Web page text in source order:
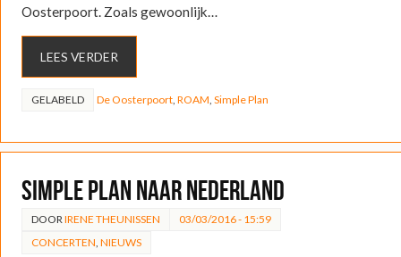
Oosterpoort. Zoals gewoonlijk…
LEES VERDER
GELABELD De Oosterpoort, ROAM Simple Plan
Simple Plan naar Nederland
DOOR IRENE THEUNISSEN
03/03/2016 - 15:59
CONCERTEN NIEUWS